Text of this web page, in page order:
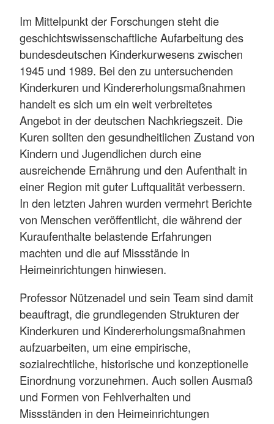
Im Mittelpunkt der Forschungen steht die
geschichtswissenschaftliche Aufarbeitung des
bundesdeutschen Kinderkurwesens zwischen
1945 und 1989. Bei den zu untersuchenden
Kinderkuren und Kindererholungsmaßnahmen
handelt es sich um ein weit verbreitetes
Angebot in der deutschen Nachkriegszeit. Die
Kuren sollten den gesundheitlichen Zustand von
Kindern und Jugendlichen durch eine
ausreichende Ernährung und den Aufenthalt in
einer Region mit guter Luftqualität verbessern.
In den letzten Jahren wurden vermehrt Berichte
von Menschen veröffentlicht, die während der
Kuraufenthalte belastende Erfahrungen
machten und die auf Missstände in
Heimeinrichtungen hinwiesen.
Professor Nützenadel und sein Team sind damit
beauftragt, die grundlegenden Strukturen der
Kinderkuren und Kindererholungsmaßnahmen
aufzuarbeiten, um eine empirische,
sozialrechtliche, historische und konzeptionelle
Einordnung vorzunehmen. Auch sollen Ausmaß
und Formen von Fehlverhalten und
Missständen in den Heimeinrichtungen